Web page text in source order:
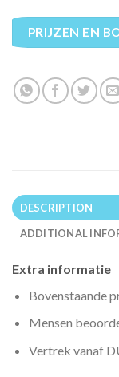
PRIJZEN EN
DESCRIPTION
ADDITIONAL
Extra informatie
Bovenstaande
Mensen
Vertrek vanaf